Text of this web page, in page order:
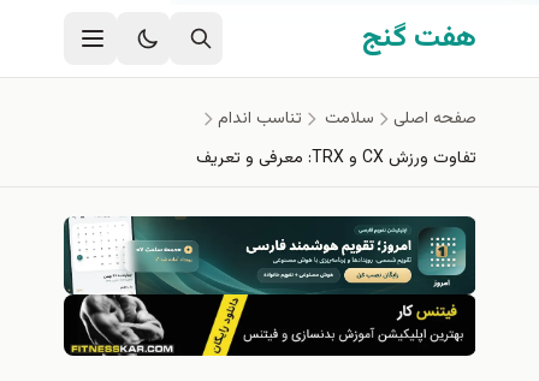
رفتن به محتوای اصلی
هفت گنج
صفحه اصلی سلامت
تناسب اندام
تفاوت ورزش CX و TRX: معرفی و تعریف